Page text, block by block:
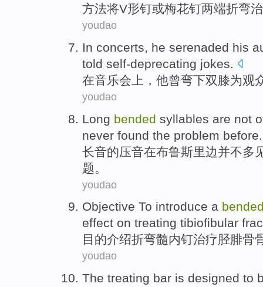
方法将V形钉或梅花钉两端折弯
youdao
In concerts, he serenaded his
told self-deprecating jokes.
在音乐会上 ， 他曾弯下双膝为观
youdao
Long bended syllables are not
never found the problem before
长音的压音在布鲁斯里边并不多
题 。
youdao
Objective To introduce a
effect on treating tibiofibular
目的介绍折弯髓内钉治疗胫腓骨
youdao
The treating bar is designed to